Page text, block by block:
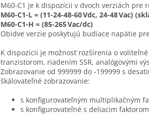
M60-C1 je k dispozícii v dvoch verziách pre
M60-C1-L = (11-24-48-60 Vdc, 24-48 Vac)
M60-C1-H = (85-265 Vac/dc)
Obidve verzie poskytujú budiace napätie
K dispozícii je možnosť rozšírenia o
tranzistorom, riadením SSR, analógovými
Zobrazovanie od 999999 do -199999 s
škálovateľné zobrazovanie:
s konfigurovateľným multiplikačným
s konfigurovateľné s deliacim faktorom